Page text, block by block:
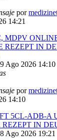
por
14:21
MDPV
REZEPT IN
Ago 2026 14:10
por
14:10
5CL-ADB-A
IN
Ago 2026 19:21